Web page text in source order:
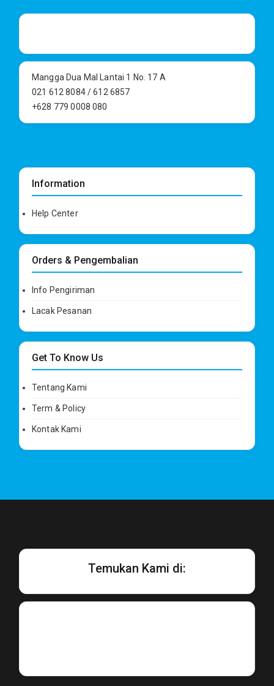
Mangga Dua Mal Lantai 1 No. 17 A
021 612 8084 / 612 6857
+628 779 0008 080
Information
Help Center
Orders & Pengembalian
Info Pengiriman
Lacak Pesanan
Get To Know Us
Tentang Kami
Term & Policy
Kontak Kami
Temukan Kami di: